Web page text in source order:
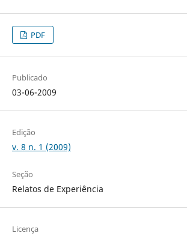
PDF
Publicado
03-06-2009
Edição
v. 8 n. 1 (2009)
Seção
Relatos de Experiência
Licença